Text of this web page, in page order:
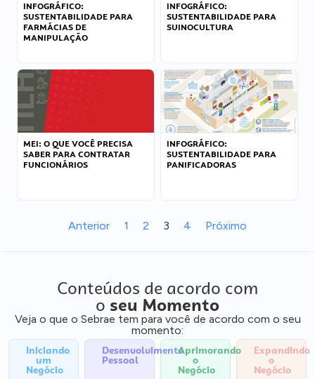
INFOGRÁFICO:
SUSTENTABILIDADE PARA
FARMÁCIAS DE
MANIPULAÇÃO
INFOGRÁFICO:
SUSTENTABILIDADE PARA
SUINOCULTURA
MEI: O QUE VOCÊ PRECISA
SABER PARA CONTRATAR
FUNCIONÁRIOS
INFOGRÁFICO:
SUSTENTABILIDADE PARA
PANIFICADORAS
Anterior 1 2 3 4 Próximo
Conteúdos de acordo com
o seu Momento
Veja o que o Sebrae tem para você de acordo com o seu
momento:
Iniciando
um
Negócio
Desenvolvimento
Pessoal
Aprimorando
o
Negócio
Expandindo
o
Negócio